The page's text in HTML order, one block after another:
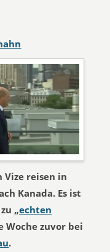
Vize reisen in
Kanada. Es ist
„echten
Woche zuvor bei
.